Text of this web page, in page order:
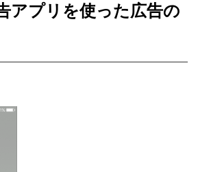
アプリを使った広告の